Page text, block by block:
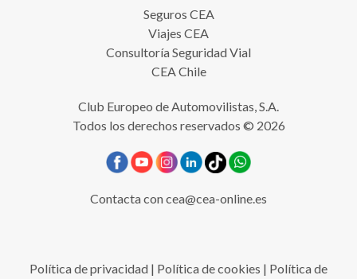
Seguros CEA
Viajes CEA
Consultoría Seguridad Vial
CEA Chile
Club Europeo de Automovilistas, S.A.
Todos los derechos reservados © 2026
Contacta concea@cea-online.es
Política de privacidad | Política de cookies | Política de